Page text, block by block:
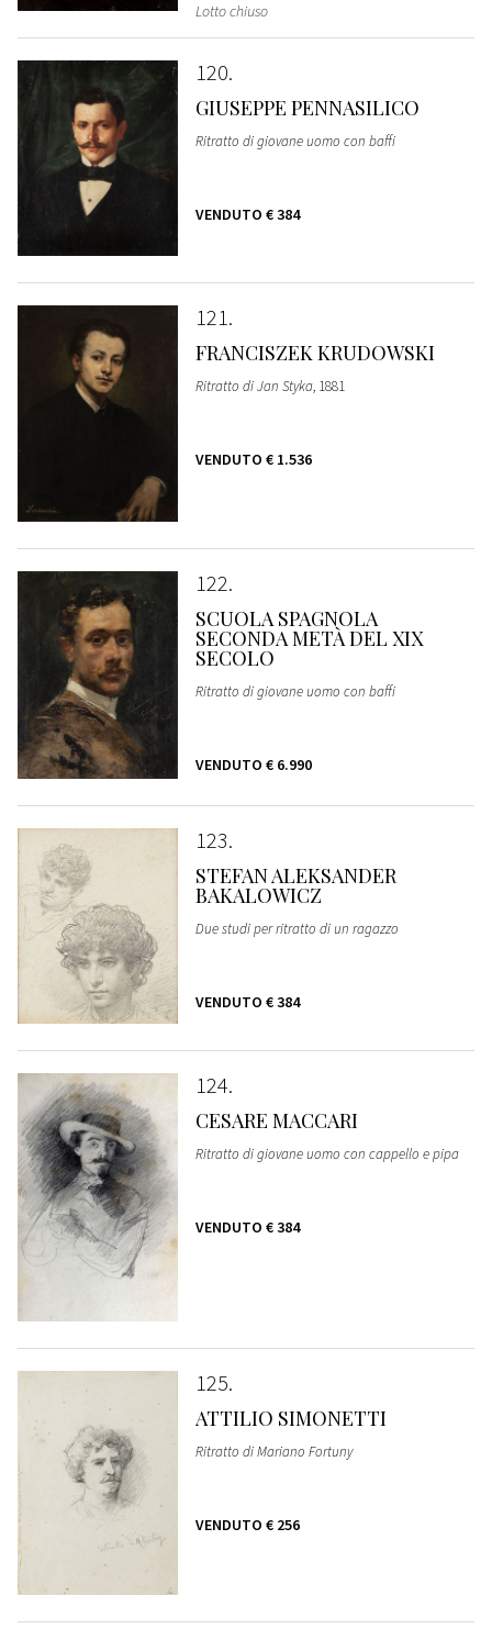
Lotto chiuso
120
GIUSEPPE PENNASILICO
Ritratto di giovane uomo con baffi
VENDUTO € 384
121
FRANCISZEK KRUDOWSKI
Ritratto di Jan Styka, 1881
VENDUTO € 1.536
122
SCUOLA SPAGNOLA
SECONDA METÀ DEL XIX
SECOLO
Ritratto di giovane uomo con baffi
VENDUTO € 6.990
123
STEFAN ALEKSANDER
BAKALOWICZ
Due studi per ritratto di un ragazzo
VENDUTO € 384
124
CESARE MACCARI
Ritratto di giovane uomo con cappello e pipa
VENDUTO € 384
125
ATTILIO SIMONETTI
Ritratto di Mariano Fortuny
VENDUTO € 256